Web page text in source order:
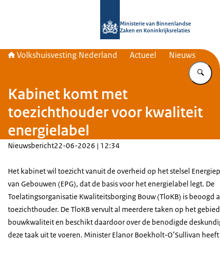
Ministerie van Binnenlandse
Zaken en Koninkrijksrelaties
Volkshuisvesting Nederland Actueel Nieuws
Kabinet komt met
toezichthouder voor kwaliteit
energielabel
Nieuwsbericht22-06-2026 | 12:34
Het kabinet wil toezicht vanuit de overheid op het stelsel
van Gebouwen (EPG), dat de basis voor het energielabel legt. De
Toelatingsorganisatie Kwaliteitsborging Bouw (TloKB) is beoogd
toezichthouder. De TloKB vervult al meerdere taken op het
bouwkwaliteit en beschikt daardoor over de benodigde
deze taak uit te voeren. Minister Elanor Boekholt-O’Sullivan